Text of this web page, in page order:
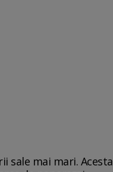
sale mai mari.